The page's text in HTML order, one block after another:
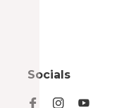
Socials